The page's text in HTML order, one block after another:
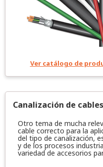
Ver catálogo de
Canalización de cables
Otro tema de mucha
cable correcto para la
del tipo de canalización,
y de los procesos
variedad de accesorios